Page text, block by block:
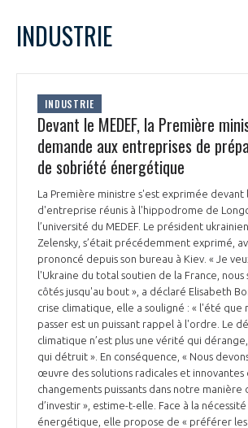
PRÉSENTATION
NOTRE VISION
NOS MISSIONS
NOTRE HISTOIRE
ORGANISATION
L’ÉQUIPE DU GIFAS
NOS RÉSEAUX À L'INTERNATIONAL
FONCTIONNEMENT
GEADS
COMITÉ AERO PME
STARTAIR
COMMISSIONS ET COMITÉS
ACCOMPAGNEMENT DE NOS
LES PROGRAMMES DU GIFAS
UN ÉCOSYSTÈME INTÉGRÉ ET COHÉRENT
POURQUOI DEVENIR MEMBRE ?
LA MÉDIATION
LA MÉDIATION DANS LA FILIÈRE AÉRONAUTIQUE
LE MÉDIATEUR DE LA FILIÈRE AÉRONAUTIQUE ET
LE SALON DU BOURGET
L'OBSERVATOIRE
L
1 2 3 4
15
16
23
29
INDUSTRIE
INDUSTRIE
Devant le MEDEF, la Première
demande aux entreprises de
de sobriété énergétique
La Première ministre s'est exprimée devant
d'entreprise réunis à l'hippodrome de
l’université du MEDEF. Le président
Zelensky, s’était précédemment exprimé,
prononcé depuis son bureau à Kiev. « Je
l'Ukraine du total soutien de la France, nous
côtés jusqu'au bout », a déclaré Elisabeth
crise climatique, elle a souligné : « l'été que
passer est un puissant rappel à l'ordre. Le
climatique n’est plus une vérité qui
qui détruit ». En conséquence, « Nous
œuvre des solutions radicales et
changements puissants dans notre
d’investir », estime-t-elle. Face à la
énergétique, elle propose de « préférer
Rejoignez une filière d’excellence
Découvrez les avantages d'adhérer
Rencontres, salons, données
programmes ...
DEMANDE D’ADHÉSION